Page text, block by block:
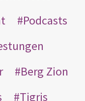
Podcasts
Berg Zion
Tigris